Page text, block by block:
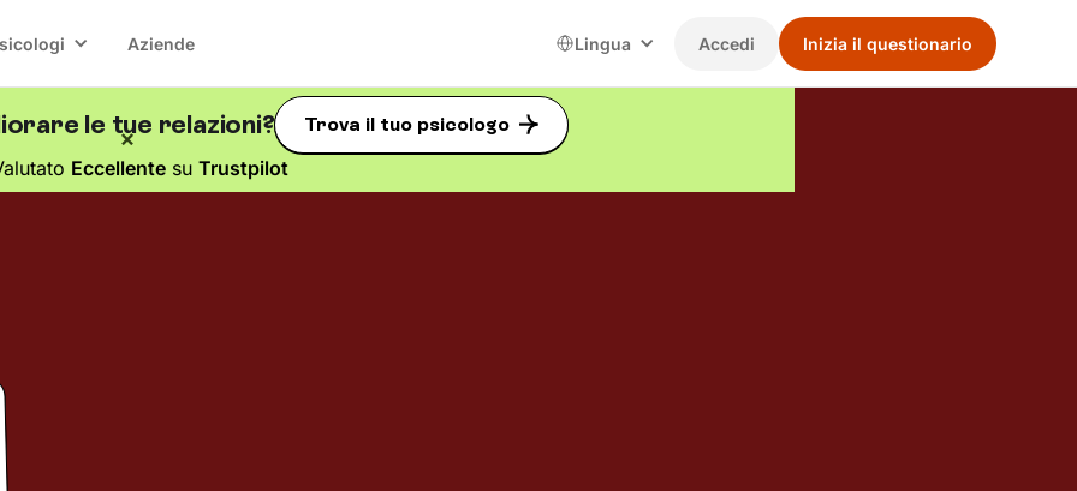
Aziende Lingua Accedi Inizia il questionario
le tue relazioni? Trova il tuo psicologo
Eccellentesu Trustpilot